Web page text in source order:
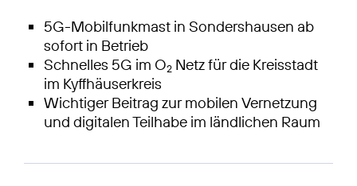
5G-Mobilfunkmast in Sondershausen ab
sofort in Betrieb
Schnelles 5G im O2 Netz für die Kreisstadt
im Kyffhäuserkreis
Wichtiger Beitrag zur mobilen Vernetzung
und digitalen Teilhabe im ländlichen Raum